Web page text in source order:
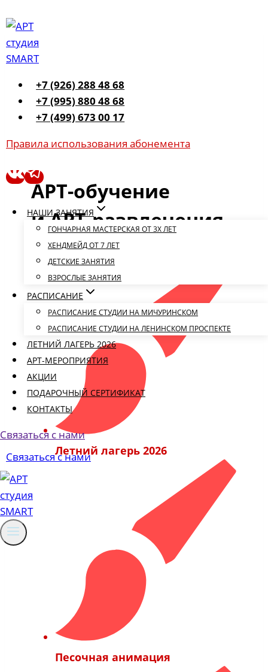
Перейти
содержимому
+7 (926) 288 48 68
+7 (995) 880 48 68
+7 (499) 673 00 17
Правила использования абонемента
НАШИ ЗАНЯТИЯ
ГОНЧАРНАЯ МАСТЕРСКАЯ ОТ 3Х ЛЕТ
ХЕНДМЕЙД ОТ 7 ЛЕТ
ДЕТСКИЕ ЗАНЯТИЯ
ВЗРОСЛЫЕ ЗАНЯТИЯ
РАСПИСАНИЕ
РАСПИСАНИЕ СТУДИИ НА МИЧУРИНСКОМ
РАСПИСАНИЕ СТУДИИ НА ЛЕНИНСКОМ ПРОСПЕКТЕ
ЛЕТНИЙ ЛАГЕРЬ 2026
АРТ-МЕРОПРИЯТИЯ
АКЦИИ
ПОДАРОЧНЫЙ СЕРТИФИКАТ
КОНТАКТЫ
Связаться с нами
Связаться с нами
АРТ-обучение
и АРТ-развлечения
Летний лагерь 2026
Песочная анимация